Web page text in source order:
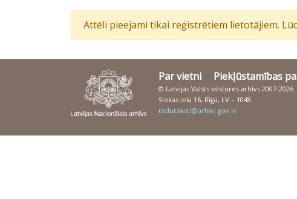
Attēli pieejami tikai reģistrētiem lietotājiem.
Par vietni Piekļūstamības
© Latvijas Valsts vēstures arhīvs 2007-2026
Slokas iela 16, Rīga, LV – 1048
raduraksti@arhivi.gov.lv